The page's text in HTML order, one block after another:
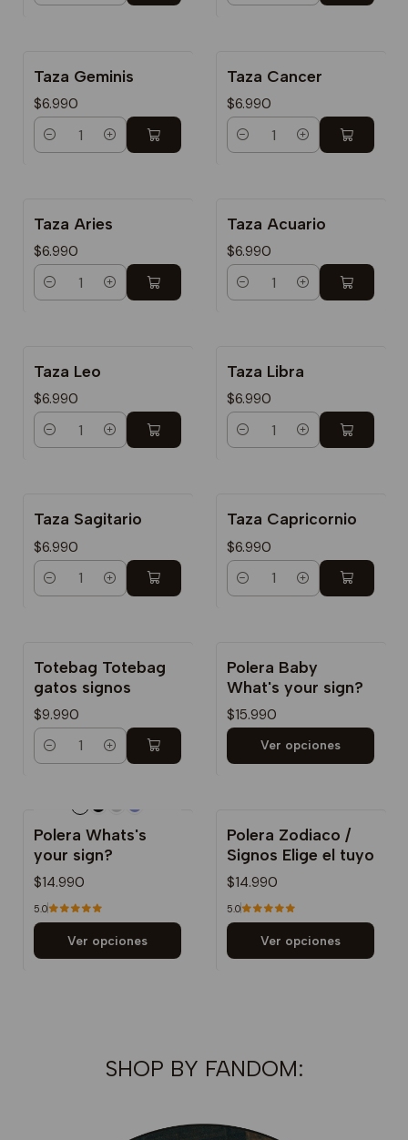
Taza Geminis
$6.990
Cantidad
Taza Cancer
$6.990
Cantidad
Taza Aries
$6.990
Cantidad
Taza Acuario
$6.990
Cantidad
Taza Leo
$6.990
Cantidad
Taza Libra
$6.990
Cantidad
Taza Sagitario
$6.990
Cantidad
Taza Capricornio
$6.990
Cantidad
Totebag Totebag
gatos signos
$9.990
Cantidad
Polera Baby
What's your sign?
$15.990
Ver opciones
Polera Whats's
your sign?
$14.990
5.0
Ver opciones
Polera Zodiaco /
Signos Elige el tuyo
$14.990
5.0
Ver opciones
SHOP BY FANDOM: